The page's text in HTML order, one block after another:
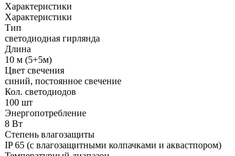
Характеристики
Характеристики
Тип
светодиодная гирлянда
Длина
10 м (5+5м)
Цвет свечения
синий, постоянное свечение
Кол. светодиодов
100 шт
Энергопотребление
8 Вт
Степень влагозащиты
IP 65 (с влагозащитными колпачками и аквастпором)